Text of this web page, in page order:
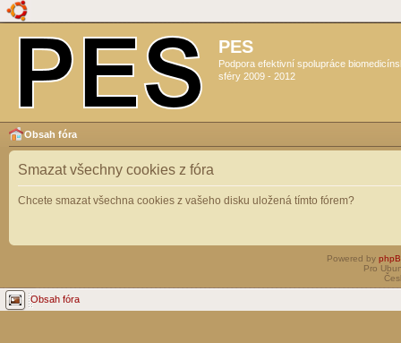
PES
Podpora efektivní spolupráce
sféry 2009 - 2012
Obsah fóra
Smazat všechny cookies z fóra
Chcete smazat všechna cookies z vašeho disku uložená tímto fórem?
Powered by
Pro
Obsah fóra